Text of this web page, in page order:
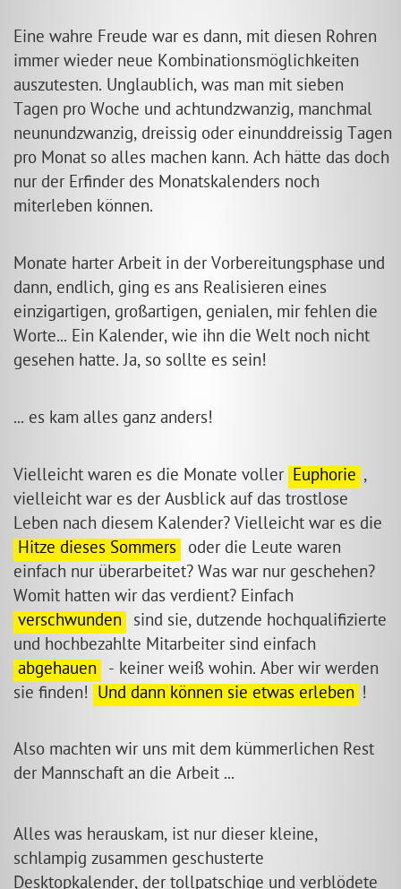
Eine wahre Freude war es dann, mit diesen Rohren
immer wieder neue Kombinationsmöglichkeiten
auszutesten. Unglaublich, was man mit sieben
Tagen pro Woche und achtundzwanzig, manchmal
neunundzwanzig, dreissig oder einunddreissig Tagen
pro Monat so alles machen kann. Ach hätte das doch
nur der Erfinder des Monatskalenders noch
miterleben können.
Monate harter Arbeit in der Vorbereitungsphase und
dann, endlich, ging es ans Realisieren eines
einzigartigen, großartigen, genialen, mir fehlen die
Worte... Ein Kalender, wie ihn die Welt noch nicht
gesehen hatte. Ja, so sollte es sein!
... es kam alles ganz anders!
Vielleicht waren es die Monate voller Euphorie ,
vielleicht war es der Ausblick auf das trostlose
Leben nach diesem Kalender? Vielleicht war es die
Hitze dieses Sommers
oder die Leute waren
einfach nur überarbeitet? Was war nur geschehen?
Womit hatten wir das verdient? Einfach
verschwunden
sind sie, dutzende hochqualifizierte
und hochbezahlte Mitarbeiter sind einfach
abgehauen
- keiner weiß wohin. Aber wir werden
sie finden! Und dann können sie etwas erleben !
Also machten wir uns mit dem kümmerlichen Rest
der Mannschaft an die Arbeit ...
Alles was herauskam, ist nur dieser kleine,
schlampig zusammen geschusterte